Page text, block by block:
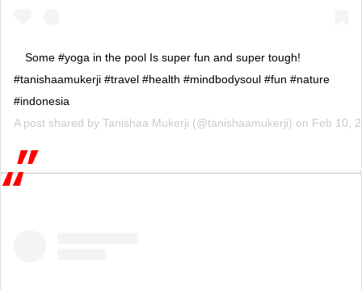
Some #yoga in the pool Is super fun and super tough!
#tanishaamukerji #travel #health #mindbodysoul #fun #nature
#indonesia
A post shared by Tanishaa Mukerji (@tanishaamukerji) on Feb 10,